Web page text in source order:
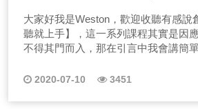
環境與困境
大家好我是Weston，歡迎收聽有感說
聽就上手】，這一系列課程其實是因
不得其門而入，那在引言中我會講簡
大家如何開始與該注意什麼事情。 首先我們先來探討一
年輕人想創業，包含我身邊的朋友們
2020-07-10 3451